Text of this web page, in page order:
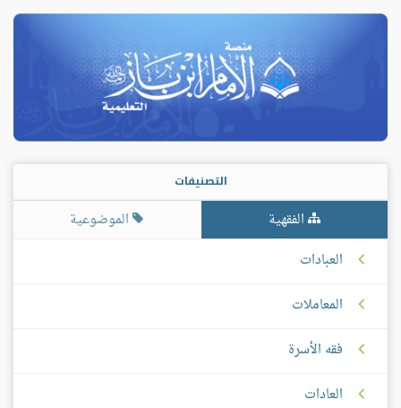
التصنيفات
الفقهية
الموضوعية
العبادات
المعاملات
فقه الأسرة
العادات